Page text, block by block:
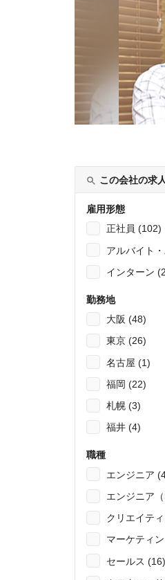
この会社の求
雇用形態
正社員 (102)
アルバイト
インターン
勤務地
大阪 (48)
東京 (26)
名古屋 (1)
福岡 (22)
札幌 (3)
福井 (4)
職種
エンジニア
エンジニア
クリエイテ
マーケティ
セールス (16)